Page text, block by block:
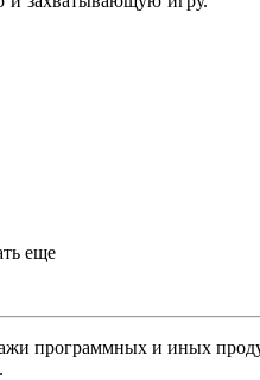
еще
программных и иных